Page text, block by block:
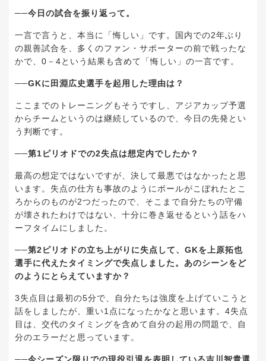
──今日の試合を振り返って。
一言で言うと、本当に「悔しい」です。国内での2年ぶり
の親善試合を、多くのファン・サポーターの前で戦ったな
かで、0－4という結果も含めて「悔しい」の一言です。
──GKに田淵広史選手を起用した理由は？
ここまでのトレーニングもそうですし、アジアカップ予選
からチームというのは継続しているので、今日の先発とい
う判断です。
──第1ピリオドでの2失点は想定内でしたか？
最高の想定ではないですが、決して最悪ではなかったと思
います。失点の仕方も事故のようにボールがこぼれたとこ
ろからのものが2つだったので、そこまで自分たちの守備
が壊されたわけではない、十分に巻き返せるという話をハ
ーフタイムにしました。
──第2ピリオドの立ち上がりに失点して、GKを上原拓也
選手に代えたタイミングで失点しました。あのシーンをど
のようにとらえていますか？
3失点目は最初の5分で、自分たちは強度を上げていこうと
話をしましたが、重い1点になったかなと思います。4失点
目は、交代のタイミングを含めて自分の起用の問題で、自
分のエラーだと思っています。